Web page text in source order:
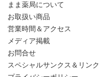
まま薬局について
お取扱い商品
営業時間＆アクセス
メディア掲載
お問合せ
スペシャルサンクス＆リンク